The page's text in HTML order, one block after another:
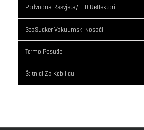
Podvodna Rasvjeta/LED Reflektori
SeaSucker Vakuumski Nosači
Termo Posuđe
Štitnici Za Kobilicu